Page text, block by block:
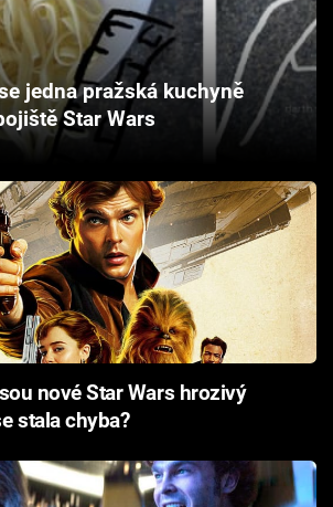
jedna pražská kuchyně
Star Wars
nové Star Wars hrozivý
stala chyba?